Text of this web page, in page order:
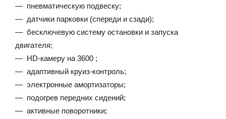
— пневматическую подвеску;
— датчики парковки (спереди и сзади);
— бесключевую систему остановки и запуска
двигателя;
— HD-камеру на 3600 ;
— адаптивный круиз-контроль;
— электронные амортизаторы;
— подогрев передних сидений;
— активные поворотники;